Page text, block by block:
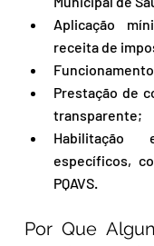
Aplicação
receita de
Funcionamento
Prestação de
transparente;
Habilitação
específicos,
PQAVS.
Por Que